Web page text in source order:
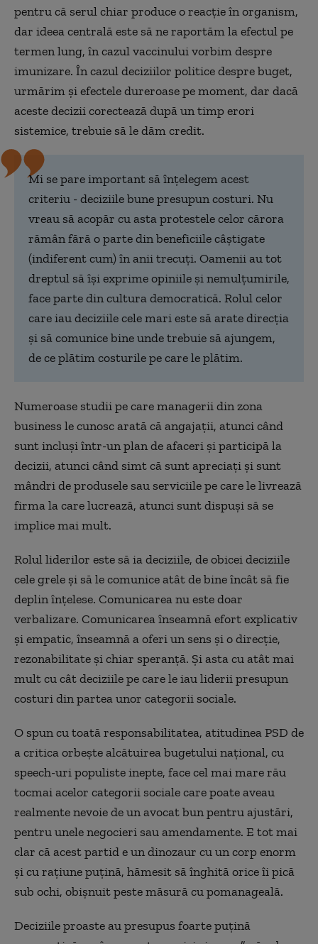
pentru că serul chiar produce o reacție în organism,
dar ideea centrală este să ne raportăm la efectul pe
termen lung, în cazul vaccinului vorbim despre
imunizare. În cazul deciziilor politice despre buget,
urmărim și efectele dureroase pe moment, dar dacă
aceste decizii corectează după un timp erori
sistemice, trebuie să le dăm credit.
Mi se pare important să înțelegem acest
criteriu - deciziile bune presupun costuri. Nu
vreau să acopăr cu asta protestele celor cărora
rămân fără o parte din beneficiile câștigate
(indiferent cum) în anii trecuți. Oamenii au tot
dreptul să își exprime opiniile și nemulțumirile,
face parte din cultura democratică. Rolul celor
care iau deciziile cele mari este să arate direcția
și să comunice bine unde trebuie să ajungem,
de ce plătim costurile pe care le plătim.
Numeroase studii pe care managerii din zona
business le cunosc arată că angajații, atunci când
sunt incluși într-un plan de afaceri și participă la
decizii, atunci când simt că sunt apreciați și sunt
mândri de produsele sau serviciile pe care le livrează
firma la care lucrează, atunci sunt dispuși să se
implice mai mult.
Rolul liderilor este să ia deciziile, de obicei deciziile
cele grele și să le comunice atât de bine încât să fie
deplin înțelese. Comunicarea nu este doar
verbalizare. Comunicarea înseamnă efort explicativ
și empatic, înseamnă a oferi un sens și o direcție,
rezonabilitate și chiar speranță. Și asta cu atât mai
mult cu cât deciziile pe care le iau liderii presupun
costuri din partea unor categorii sociale.
O spun cu toată responsabilitatea, atitudinea PSD de
a critica orbește alcătuirea bugetului național, cu
speech-uri populiste inepte, face cel mai mare rău
tocmai acelor categorii sociale care poate aveau
realmente nevoie de un avocat bun pentru ajustări,
pentru unele negocieri sau amendamente. E tot mai
clar că acest partid e un dinozaur cu un corp enorm
și cu rațiune puțină, hămesit să înghită orice îi pică
sub ochi, obișnuit peste măsură cu pomanageală.
Deciziile proaste au presupus foarte puțină